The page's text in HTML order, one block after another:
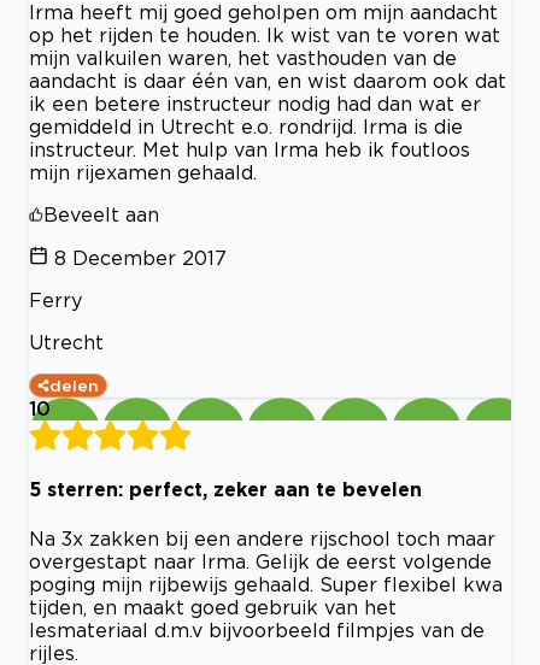
Irma heeft mij goed geholpen om mijn aandacht
op het rijden te houden. Ik wist van te voren wat
mijn valkuilen waren, het vasthouden van de
aandacht is daar één van, en wist daarom ook dat
ik een betere instructeur nodig had dan wat er
gemiddeld in Utrecht e.o. rondrijd. Irma is die
instructeur. Met hulp van Irma heb ik foutloos
mijn rijexamen gehaald.
Beveelt aan
8 December 2017
Ferry
Utrecht
delen
10
5 sterren: perfect, zeker aan te bevelen
Na 3x zakken bij een andere rijschool toch maar
overgestapt naar Irma. Gelijk de eerst volgende
poging mijn rijbewijs gehaald. Super flexibel kwa
tijden, en maakt goed gebruik van het
lesmateriaal d.m.v bijvoorbeeld filmpjes van de
rijles.